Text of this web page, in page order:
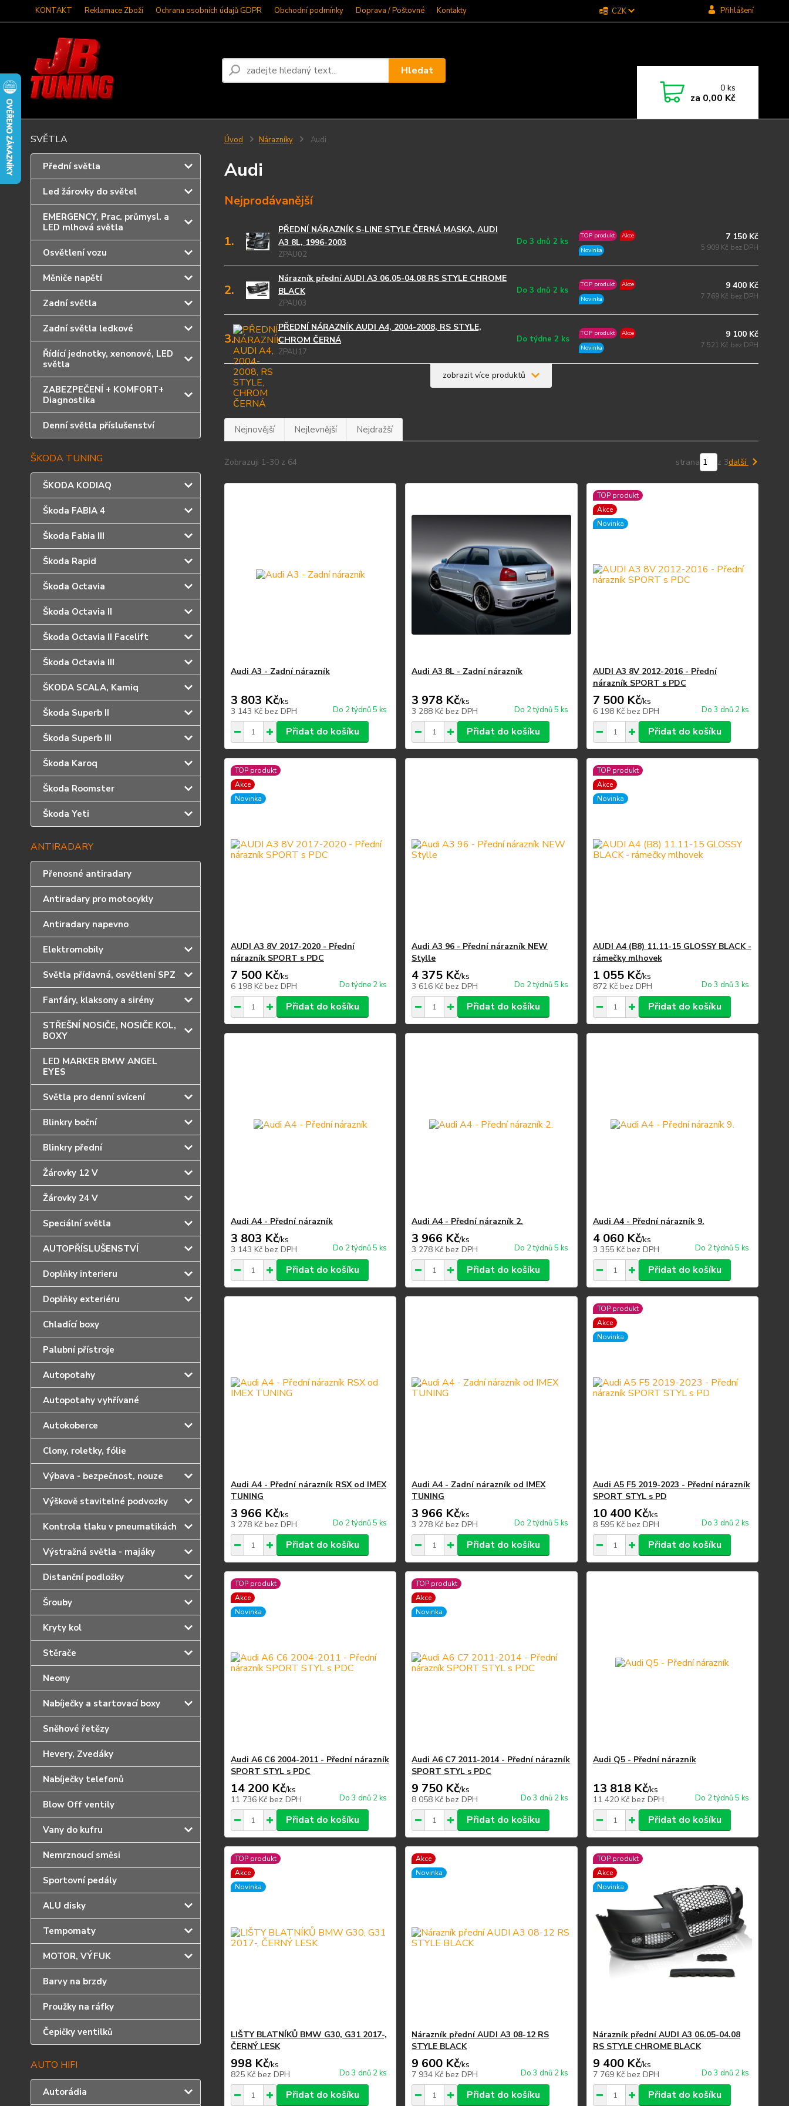
KONTAKT Reklamace Zboží Ochrana osobních údajů GDPR Obchodní podmínky Doprava / Poštovné Kontakty CZK Přihlášení
Hledat
0ks
za 0,00 Kč
SVĚTLA
Přední světla
Led žárovky do světel
EMERGENCY, Prac. průmysl. a
LED mlhová světla
Osvětlení vozu
Měniče napětí
Zadní světla
Zadní světla ledkové
Řídící jednotky, xenonové, LED
světla
ZABEZPEČENÍ + KOMFORT+
Diagnostika
Denní světla příslušenství
ŠKODA TUNING
ŠKODA KODIAQ
Škoda FABIA 4
Škoda Fabia III
Škoda Rapid
Škoda Octavia
Škoda Octavia II
Škoda Octavia II Facelift
Škoda Octavia III
ŠKODA SCALA, Kamiq
Škoda Superb II
Škoda Superb III
Škoda Karoq
Škoda Roomster
Škoda Yeti
ANTIRADARY
Přenosné antiradary
Antiradary pro motocykly
Antiradary napevno
Elektromobily
Světla přídavná, osvětlení SPZ
Fanfáry, klaksony a sirény
STŘEŠNÍ NOSIČE, NOSIČE KOL,
BOXY
LED MARKER BMW ANGEL
EYES
Světla pro denní svícení
Blinkry boční
Blinkry přední
Žárovky 12 V
Žárovky 24 V
Speciální světla
AUTOPŘÍSLUŠENSTVÍ
Doplňky interieru
Doplňky exteriéru
Chladící boxy
Palubní přístroje
Autopotahy
Autopotahy vyhřívané
Autokoberce
Clony, roletky, fólie
Výbava - bezpečnost, nouze
Výškově stavitelné podvozky
Kontrola tlaku v pneumatikách
Výstražná světla - majáky
Distanční podložky
Šrouby
Kryty kol
Stěrače
Neony
Nabíječky a startovací boxy
Sněhové řetězy
Hevery, Zvedáky
Nabíječky telefonů
Blow Off ventily
Vany do kufru
Nemrznoucí směsi
Sportovní pedály
ALU disky
Tempomaty
MOTOR, VÝFUK
Barvy na brzdy
Proužky na ráfky
Čepičky ventilků
AUTO HIFI
Autorádia
Úvod Nárazníky Audi
Audi
Nejprodávanější
1.
PŘEDNÍ NÁRAZNÍK S-LINE STYLE ČERNÁ MASKA, AUDI
A3 8L, 1996-2003
ZPAU02
Do 3 dnů 2 ks
TOP produkt
Akce
Novinka
7 150 Kč
5 909 Kč bez DPH
2.
Nárazník přední AUDI A3 06.05-04.08 RS STYLE CHROME
BLACK
ZPAU03
Do 3 dnů 2 ks
TOP produkt
Akce
Novinka
9 400 Kč
7 769 Kč bez DPH
3.
PŘEDNÍ NÁRAZNÍK AUDI A4, 2004-2008, RS STYLE,
CHROM ČERNÁ
ZPAU17
Do týdne 2 ks
TOP produkt
Akce
Novinka
9 100 Kč
7 521 Kč bez DPH
zobrazit více produktů
Nejnovější Nejlevnější Nejdražší
Zobrazuji 1-30 z 64 strana z 3další
Audi A3 - Zadní nárazník
3 803 Kč/ks
3 143 Kč bez DPH Do 2 týdnů 5 ks
Přidat do košíku
Audi A3 8L - Zadní nárazník
3 978 Kč/ks
3 288 Kčbez DPH Do 2 týdnů 5 ks
Přidat do košíku
TOP produkt
Akce
Novinka
AUDI A3 8V 2012-2016 - Přední
nárazník SPORT s PDC
7 500 Kč/ks
6 198 Kč bez DPH Do 3 dnů 2 ks
Přidat do košíku
TOP produkt
Akce
Novinka
AUDI A3 8V 2017-2020 - Přední
nárazník SPORT s PDC
7 500 Kč/ks
6 198 Kč bez DPH Do týdne 2 ks
Přidat do košíku
Audi A3 96 - Přední nárazník NEW
Stylle
4 375 Kč/ks
3 616 Kčbez DPH Do 2 týdnů 5 ks
Přidat do košíku
TOP produkt
Akce
Novinka
AUDI A4 (B8) 11.11-15 GLOSSY BLACK -
rámečky mlhovek
1 055 Kč/ks
872 Kč bez DPH Do 3 dnů 3 ks
Přidat do košíku
Audi A4 - Přední nárazník
3 803 Kč/ks
3 143 Kč bez DPH Do 2 týdnů 5 ks
Přidat do košíku
Audi A4 - Přední nárazník 2.
3 966 Kč/ks
3 278 Kčbez DPH Do 2 týdnů 5 ks
Přidat do košíku
Audi A4 - Přední nárazník 9.
4 060 Kč/ks
3 355 Kč bez DPH Do 2 týdnů 5 ks
Přidat do košíku
Audi A4 - Přední nárazník RSX od IMEX
TUNING
3 966 Kč/ks
3 278 Kč bez DPH Do 2 týdnů 5 ks
Přidat do košíku
Audi A4 - Zadní nárazník od IMEX
TUNING
3 966 Kč/ks
3 278 Kčbez DPH Do 2 týdnů 5 ks
Přidat do košíku
TOP produkt
Akce
Novinka
Audi A5 F5 2019-2023 - Přední nárazník
SPORT STYL s PD
10 400 Kč/ks
8 595 Kč bez DPH Do 3 dnů 2 ks
Přidat do košíku
TOP produkt
Akce
Novinka
Audi A6 C6 2004-2011 - Přední nárazník
SPORT STYL s PDC
14 200 Kč/ks
11 736 Kč bez DPH Do 3 dnů 2 ks
Přidat do košíku
TOP produkt
Akce
Novinka
Audi A6 C7 2011-2014 - Přední nárazník
SPORT STYL s PDC
9 750 Kč/ks
8 058 Kčbez DPH Do 3 dnů 2 ks
Přidat do košíku
Audi Q5 - Přední nárazník
13 818 Kč/ks
11 420 Kč bez DPH Do 2 týdnů 5 ks
Přidat do košíku
TOP produkt
Akce
Novinka
LIŠTY BLATNÍKŮ BMW G30, G31 2017-,
ČERNÝ LESK
998 Kč/ks
825 Kč bez DPH Do 3 dnů 2 ks
Přidat do košíku
Akce
Novinka
Nárazník přední AUDI A3 08-12 RS
STYLE BLACK
9 600 Kč/ks
7 934 Kčbez DPH Do 3 dnů 2 ks
Přidat do košíku
TOP produkt
Akce
Novinka
Nárazník přední AUDI A3 06.05-04.08
RS STYLE CHROME BLACK
9 400 Kč/ks
7 769 Kč bez DPH Do 3 dnů 2 ks
Přidat do košíku